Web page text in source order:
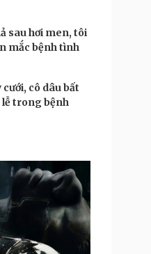
sau hơi men, tôi
mắc bệnh tình
cô dâu bất
lễ trong bệnh